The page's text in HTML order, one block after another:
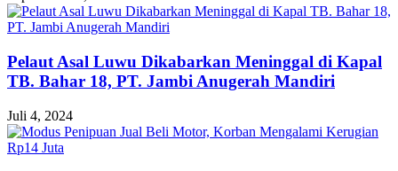
Pelaut Asal Luwu Dikabarkan Meninggal di Kapal
TB. Bahar 18, PT. Jambi Anugerah Mandiri
Juli 4, 2024